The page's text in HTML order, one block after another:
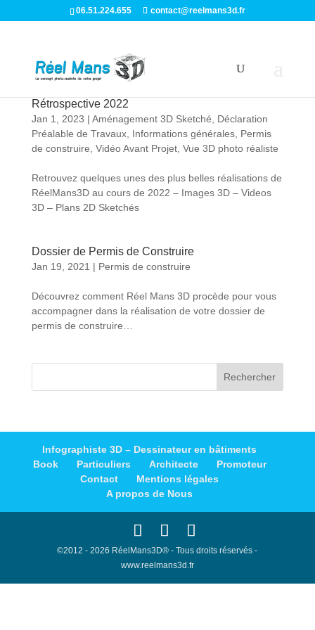
06.51.224.655 contact@reelmans3d.fr
Rétrospective 2022
Jan 1, 2023 | Aménagement 3D Sketché
Déclaration
Préalable de Travaux, Informations générales, Permis
de construire Vidéo Avant Projet, Vue 3D photo réaliste
Retrouvez quelques unes des plus belles réalisations de
RéelMans3D au cours de 2022 – Images 3D – Videos
3D – Plans 2D Sketchés
Dossier de Permis de Construire
Jan 19, 2021 | Permis de construire
Découvrez comment Réel Mans 3D procède pour vous
accompagner dans la réalisation de votre dossier de
permis de construire…
Infographiste 3D – Dessinateur en bâtiments
Book
Particuliers Architecte
Promoteur
Contact
Mentions légales
A propos de Nous
©2012 - 2026 RéelMans3D® - Tous droits réservés -
www.reelmans3d.fr